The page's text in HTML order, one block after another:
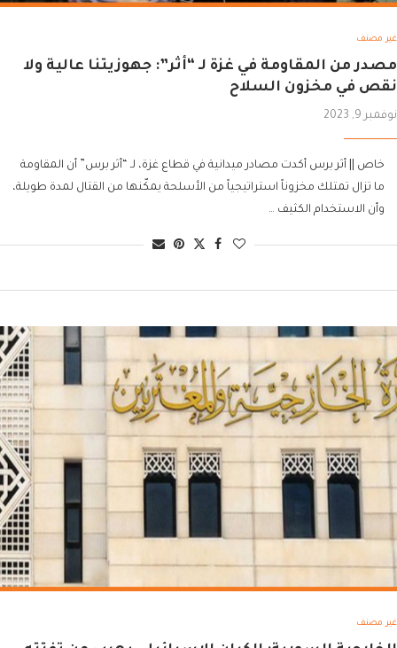
غير مصنف
مصدر من المقاومة في غزة لـ “أثر”: جهوزيتنا عالية ولا
نقص في مخزون السلاح
نوفمبر 9, 2023
خاص || أثر برس أكدت مصادر ميدانية في قطاع غزة، لـ “أثر برس” أن المقاومة
ما تزال تمتلك مخزوناً استراتيجياً من الأسلحة يمكّنها من القتال لمدة طويلة،
وأن الاستخدام الكثيف …
غير مصنف